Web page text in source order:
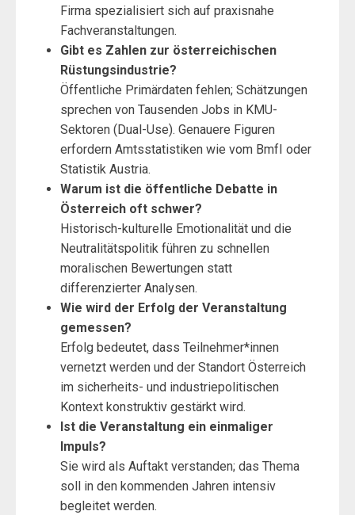
Firma spezialisiert sich auf praxisnahe
Fachveranstaltungen.
Gibt es Zahlen zur österreichischen
Rüstungsindustrie?
Öffentliche Primärdaten fehlen; Schätzungen
sprechen von Tausenden Jobs in KMU-
Sektoren (Dual-Use). Genauere Figuren
erfordern Amtsstatistiken wie vom BmfI oder
Statistik Austria.
Warum ist die öffentliche Debatte in
Österreich oft schwer?
Historisch-kulturelle Emotionalität und die
Neutralitätspolitik führen zu schnellen
moralischen Bewertungen statt
differenzierter Analysen.
Wie wird der Erfolg der Veranstaltung
gemessen?
Erfolg bedeutet, dass Teilnehmer*innen
vernetzt werden und der Standort Österreich
im sicherheits- und industriepolitischen
Kontext konstruktiv gestärkt wird.
Ist die Veranstaltung ein einmaliger
Impuls?
Sie wird als Auftakt verstanden; das Thema
soll in den kommenden Jahren intensiv
begleitet werden.